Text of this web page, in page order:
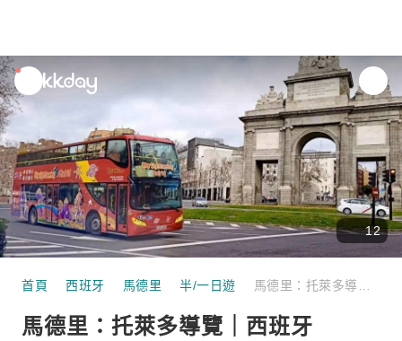
unread
notifications
12
首頁 西班牙 馬德里 半/一日遊
馬德里：托萊多導覽｜西班牙